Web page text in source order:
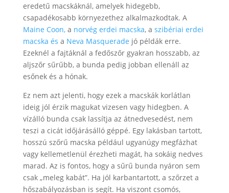
eredetű macskáknál, amelyek hidegebb,
csapadékosabb környezethez alkalmazkodtak. A
Maine Coon,a norvég erdei macska, a szibériai erdei
macska és a Neva Masquerade jó példák erre.
Ezeknél a fajtáknál a fedőszőr gyakran hosszabb, az
aljszőr sűrűbb, a bunda pedig jobban ellenáll az
esőnek és a hónak.
Ez nem azt jelenti, hogy ezek a macskák korlátlan
ideig jól érzik magukat vizesen vagy hidegben. A
vízálló bunda csak lassítja az átnedvesedést, nem
teszi a cicát időjárásálló géppé. Egy lakásban tartott,
hosszú szőrű macska például ugyanúgy megfázhat
vagy kellemetlenül érezheti magát, ha sokáig nedves
marad. Az is fontos, hogy a sűrű bunda nyáron sem
csak „meleg kabát”. Ha jól karbantartott, a szőrzet a
hőszabályozásban is segít. Ha viszont csomós,